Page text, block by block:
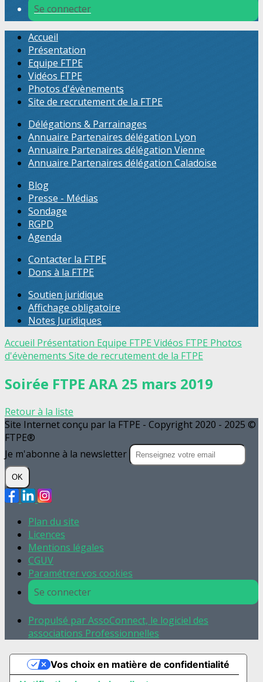
Se connecter
Accueil
Présentation
Equipe FTPE
Vidéos FTPE
Photos d'évènements
Site de recrutement de la FTPE
Délégations & Parrainages
Annuaire Partenaires délégation Lyon
Annuaire Partenaires délégation Vienne
Annuaire Partenaires délégation Caladoise
Blog
Presse - Médias
Sondage
RGPD
Agenda
Contacter la FTPE
Dons à la FTPE
Soutien juridique
Affichage obligatoire
Notes Juridiques
Accueil Présentation Equipe FTPE Vidéos FTPE Photos
d'évènements Site de recrutement de la FTPE
Soirée FTPE ARA 25 mars 2019
Retour à la liste
Site Internet conçu par la FTPE - Copyright 2020 - 2025 ©
FTPE®
Je m'abonne à la newsletter
OK
Plan du site
Licences
Mentions légales
CGUV
Paramétrer vos cookies
Se connecter
Propulsé par AssoConnect, le logiciel des
associations Professionnelles
Vos choix en matière de confidentialité